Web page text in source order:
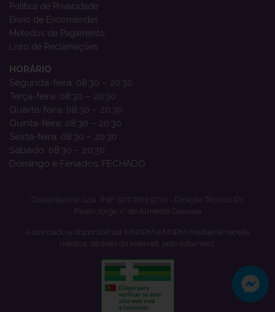
Política de Privacidade
Envio de Encomendas
Métodos de Pagamento
Livro de Reclamações
HORÁRIO
Segunda-feira: 08:30 – 20:30
Terça-feira: 08:30 – 20:30
Quarta-feira: 08:30 – 20:30
Quinta-feira: 08:30 – 20:30
Sexta-feira: 08:30 – 20:30
Sábado: 08:30 – 20:30
Domingo e Feriados: FECHADO
Oceanifarma, Lda. (NIF 507 665 970) - Direção Técnica Dr.
Paulo Jorge V. de Almeida Gouveia
Autorizado a disponibilizar MNSRM e MSRM mediante receita
médica, através da Internet, pelo Infarmed.